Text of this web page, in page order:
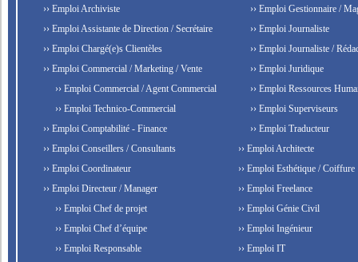
›› Emploi Archiviste
›› Emploi Assistante de Direction / Secrétaire
›› Emploi Chargé(e)s Clientèles
›› Emploi Commercial / Marketing / Vente
›› Emploi Commercial / Agent Commercial
›› Emploi Technico-Commercial
›› Emploi Comptabilité - Finance
›› Emploi Conseillers / Consultants
›› Emploi Coordinateur
›› Emploi Directeur / Manager
›› Emploi Chef de projet
›› Emploi Chef d’équipe
›› Emploi Responsable
›› Emploi Gestionnaire /
›› Emploi Journaliste
›› Emploi Journaliste /
›› Emploi Juridique
›› Emploi Ressources
›› Emploi Superviseurs
›› Emploi Traducteur
›› Emploi Architecte
›› Emploi Esthétique / Coiffure
›› Emploi Freelance
›› Emploi Génie Civil
›› Emploi Ingénieur
›› Emploi IT